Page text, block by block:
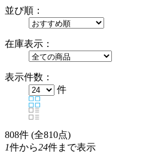
並び順：
在庫表示：
表示件数：
件
808件 (全810点)
1件から24件まで表示